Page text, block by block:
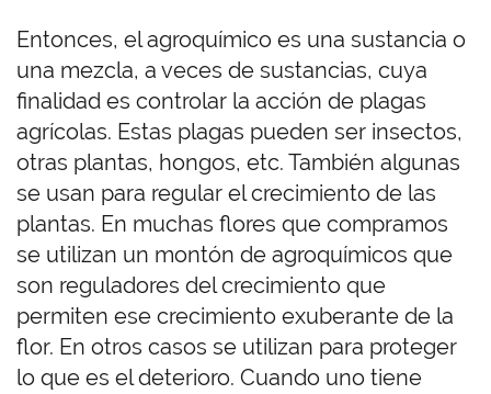
Entonces, el agroquímico es una sustancia o
una mezcla, a veces de sustancias, cuya
finalidad es controlar la acción de plagas
agrícolas. Estas plagas pueden ser insectos,
otras plantas, hongos, etc. También algunas
se usan para regular el crecimiento de las
plantas. En muchas flores que compramos
se utilizan un montón de agroquímicos que
son reguladores del crecimiento que
permiten ese crecimiento exuberante de la
flor. En otros casos se utilizan para proteger
lo que es el deterioro. Cuando uno tiene